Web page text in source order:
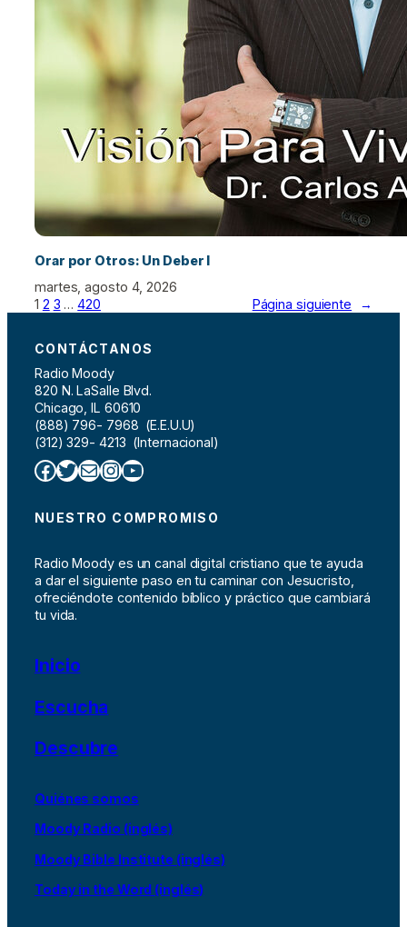
Orar por Otros: Un Deber I
martes, agosto 4, 2026
1 2 3 … 420 Página siguiente →
CONTÁCTANOS
Radio Moody
820 N. LaSalle Blvd.
Chicago, IL 60610
(888) 796- 7968 (E.E.U.U)
(312) 329- 4213 (Internacional)
Facebook Twitter Correo electrónico InstagramYouTube
NUESTRO COMPROMISO
Radio Moody es un canal digital cristiano que te ayuda
a dar el siguiente paso en tu caminar con Jesucristo,
ofreciéndote contenido bíblico y práctico que cambiará
tu vida.
Inicio
Escucha
Descubre
Quiénes somos
Moody Radio (inglés)
Moody Bible Institute (inglés)
Today in the Word (inglés)